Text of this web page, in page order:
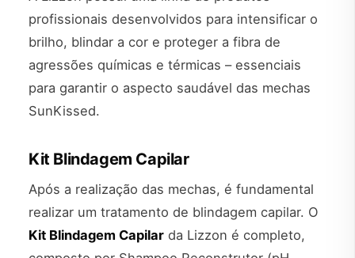
profissionais desenvolvidos para intensificar o
brilho, blindar a cor e proteger a fibra de
agressões químicas e térmicas – essenciais
para garantir o aspecto saudável das mechas
SunKissed.
Kit Blindagem Capilar
Após a realização das mechas, é fundamental
realizar um tratamento de blindagem capilar. O
Kit Blindagem Capilar da Lizzon é completo,